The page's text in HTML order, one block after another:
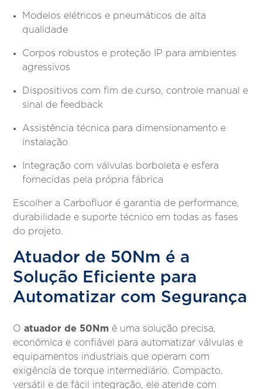
Modelos elétricos e pneumáticos de alta
qualidade
Corpos robustos e proteção IP para ambientes
agressivos
Dispositivos com fim de curso, controle manual e
sinal de feedback
Assistência técnica para dimensionamento e
instalação
Integração com válvulas borboleta e esfera
fornecidas pela própria fábrica
Escolher a Carbofluor é garantia de performance,
durabilidade e suporte técnico em todas as fases
do projeto.
Atuador de 50Nm é a
Solução Eficiente para
Automatizar com Segurança
Oatuador de 50Nm é uma solução precisa,
econômica e confiável para automatizar válvulas e
equipamentos industriais que operam com
exigência de torque intermediário. Compacto,
versátil e de fácil integração, ele atende com